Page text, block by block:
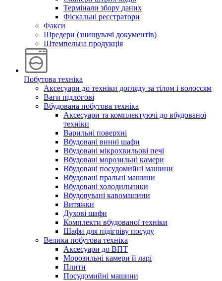
Термінали збору даних
Фіскальні реєстратори
Факси
Шредери (знищувачі документів)
Штемпельна продукція
Побутова техніка
Аксесуари до техніки догляду за тілом і волоссям
Ваги підлогові
Вбудована побутова техніка
Аксесуари та комплектуючі до вбудованої
техніки
Варильні поверхні
Вбудовані винні шафи
Вбудовані мікрохвильові печі
Вбудовані морозильні камери
Вбудовані посудомийні машини
Вбудовані пральні машини
Вбудовані холодильники
Вбудовувані кавомашини
Витяжки
Духові шафи
Комплекти вбудованої техніки
Шафи для підігріву посуду
Велика побутова техніка
Аксесуари до ВПТ
Морозильні камери й ларі
Плити
Посудомийні машини